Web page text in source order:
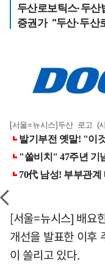
두산로보틱스·두
증권가 "두산·두
[서울=뉴시스]두산 로고 (
[서울=뉴시스] 배요
개선을 발표한 이후
이 쏠리고 있다.